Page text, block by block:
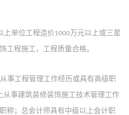
上单位工程造价1000万元以上或三星
工程施工，工程质量合格。
事工程管理工作经历或具有高级职
从事建筑装修装饰施工技术管理工作
称；总会计师具有中级以上会计职